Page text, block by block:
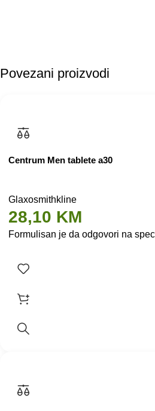
Povezani proizvodi
Centrum Men tablete a30
Glaxosmithkline
28,10 KM
Formulisan je da odgovori na